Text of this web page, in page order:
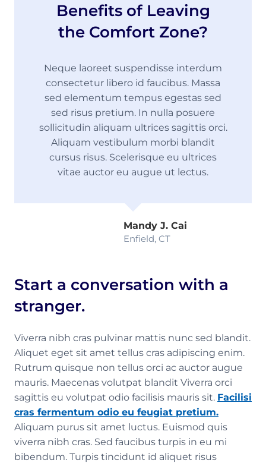
Benefits of Leaving
the Comfort Zone?
Neque laoreet suspendisse interdum
consectetur libero id faucibus. Massa
sed elementum tempus egestas sed
sed risus pretium. In nulla posuere
sollicitudin aliquam ultrices sagittis orci.
Aliquam vestibulum morbi blandit
cursus risus. Scelerisque eu ultrices
vitae auctor eu augue ut lectus.
Mandy J. Cai
Enfield, CT
Start a conversation with a
stranger.
Viverra nibh cras pulvinar mattis nunc sed blandit.
Aliquet eget sit amet tellus cras adipiscing enim.
Rutrum quisque non tellus orci ac auctor augue
mauris. Maecenas volutpat blandit Viverra orci
sagittis eu volutpat odio facilisis mauris sit. Facilisi
cras fermentum odio eu feugiat pretium.
Aliquam purus sit amet luctus. Euismod quis
viverra nibh cras. Sed faucibus turpis in eu mi
bibendum. Turpis tincidunt id aliquet risus